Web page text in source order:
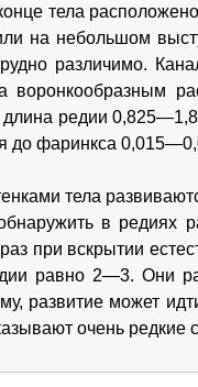
тела
на небольшом
различимо.
воронкообразным
редии
до фаринкса
тела
в редиях
при вскрытии
равно 2—3. Они
развитие может
очень